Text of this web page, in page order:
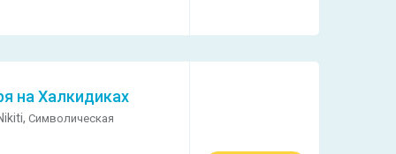
на Халкидиках
Символическая